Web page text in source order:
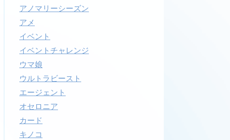
アノマリーシーズン
アメ
イベント
イベントチャレンジ
ウマ娘
ウルトラビースト
エージェント
オセロニア
カード
キノコ